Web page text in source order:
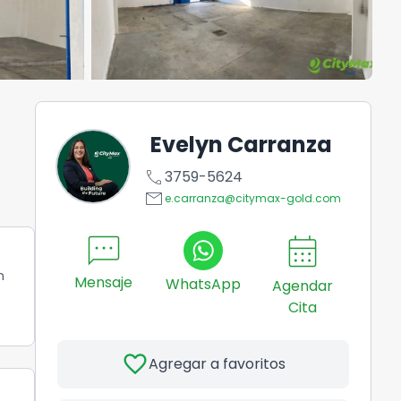
Evelyn Carranza
call3759-5624
emaile.carranza@citymax-gold.com
sms
Mensaje WhatsApp
calendar_month
Agendar
Cita
favoriteAgregar a favoritos